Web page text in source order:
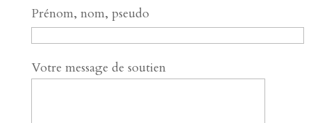
Prénom, nom, pseudo
Votre message de soutien